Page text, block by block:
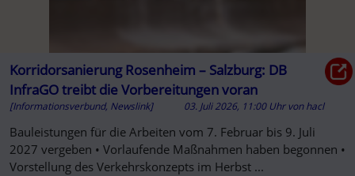
Korridorsanierung Rosenheim – Salzburg: DB
InfraGO treibt die Vorbereitungen voran
[Informationsverbund, Newslink] 03. Juli 2026, 11:00 Uhr vonhacl
Bauleistungen für die Arbeiten vom 7. Februar bis 9. Juli
2027 vergeben • Vorlaufende Maßnahmen haben begonnen •
Vorstellung des Verkehrskonzepts im Herbst ...